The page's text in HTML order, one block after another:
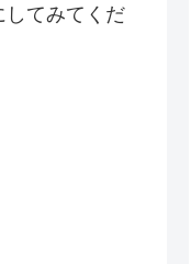
してみてくだ